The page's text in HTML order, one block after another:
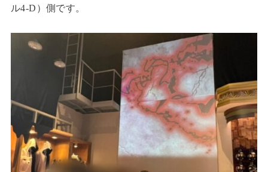
ル4-D）側です。